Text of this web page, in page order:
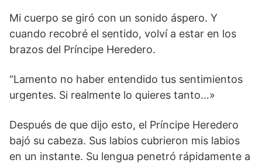
Mi cuerpo se giró con un sonido áspero. Y
cuando recobré el sentido, volví a estar en los
brazos del Príncipe Heredero.
“Lamento no haber entendido tus sentimientos
urgentes. Si realmente lo quieres tanto…»
Después de que dijo esto, el Príncipe Heredero
bajó su cabeza. Sus labios cubrieron mis labios
en un instante. Su lengua penetró rápidamente a